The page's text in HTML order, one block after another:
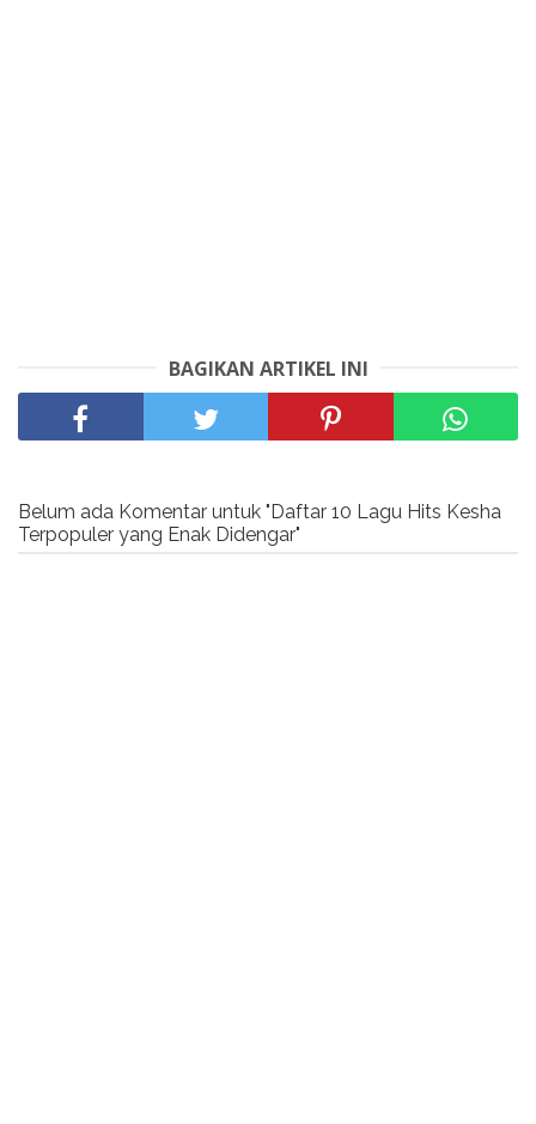
BAGIKAN ARTIKEL INI
Belum ada Komentar untuk "Daftar 10 Lagu Hits Kesha
Terpopuler yang Enak Didengar"